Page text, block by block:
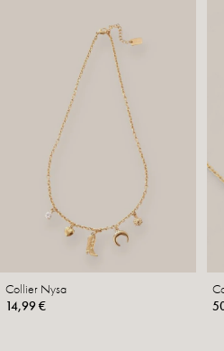
Collier Nysa
14,99 €